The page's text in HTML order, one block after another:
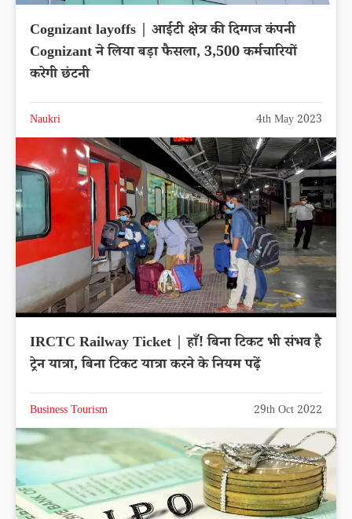
Cognizant layoffs | आईटी क्षेत्र की दिग्गज कंपनी
Cognizant ने लिया बड़ा फैसला, 3,500 कर्मचारियों
करेगी छंटनी
Naukri 4th May 2023
IRCTC Railway Ticket | हाँ! बिना टिकट भी संभव है
ट्रेन यात्रा, बिना टिकट यात्रा करने के नियम पढ़ें
Business Tourism 29th Oct 2022